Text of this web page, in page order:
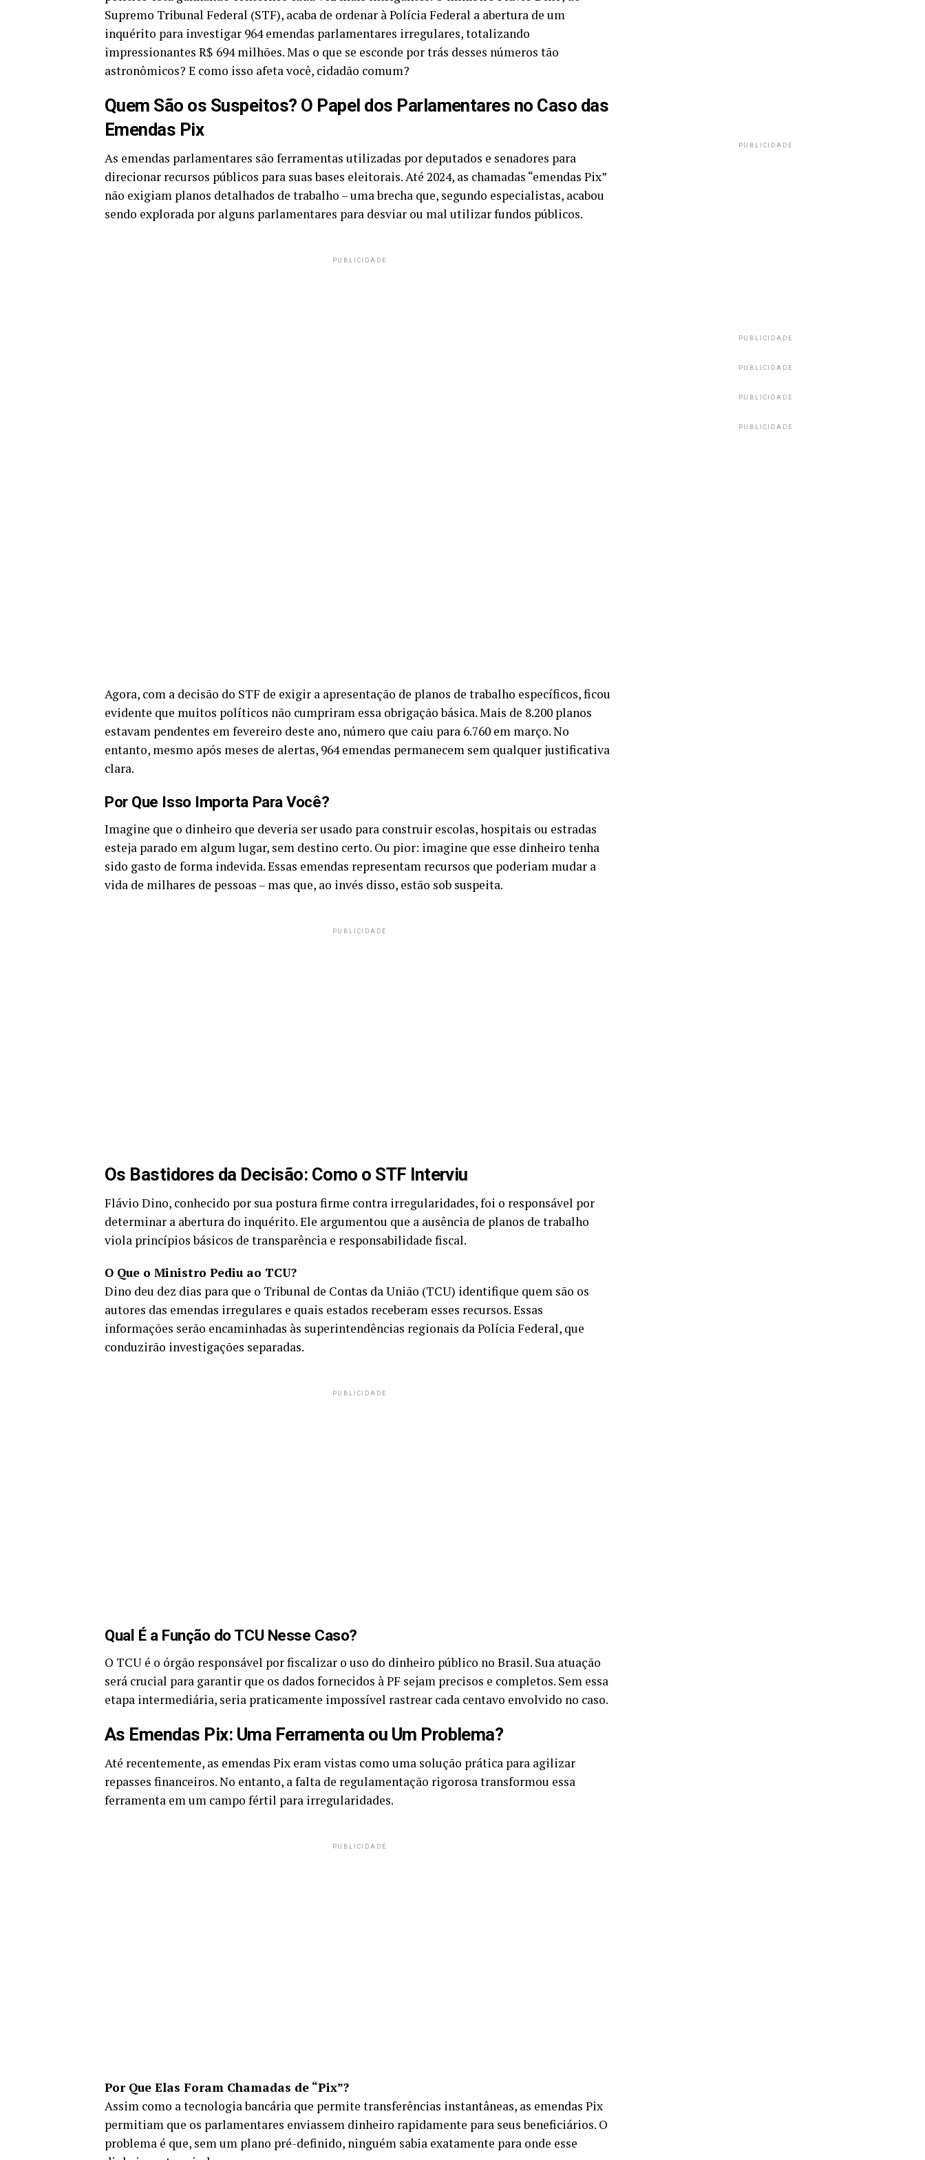
Supremo Tribunal Federal (STF), acaba de ordenar à Polícia Federal a abertura de um
inquérito para investigar 964 emendas parlamentares irregulares, totalizando
impressionantes R$ 694 milhões. Mas o que se esconde por trás desses números tão
astronômicos? E como isso afeta você, cidadão comum?
Quem São os Suspeitos? O Papel dos Parlamentares no Caso das
Emendas Pix
As emendas parlamentares são ferramentas utilizadas por deputados e senadores para
direcionar recursos públicos para suas bases eleitorais. Até 2024, as chamadas “emendas Pix”
não exigiam planos detalhados de trabalho – uma brecha que, segundo especialistas, acabou
sendo explorada por alguns parlamentares para desviar ou mal utilizar fundos públicos.
PUBLICIDADE
Agora, com a decisão do STF de exigir a apresentação de planos de trabalho específicos, ficou
evidente que muitos políticos não cumpriram essa obrigação básica. Mais de 8.200 planos
estavam pendentes em fevereiro deste ano, número que caiu para 6.760 em março. No
entanto, mesmo após meses de alertas, 964 emendas permanecem sem qualquer justificativa
clara.
Por Que Isso Importa Para Você?
Imagine que o dinheiro que deveria ser usado para construir escolas, hospitais ou estradas
esteja parado em algum lugar, sem destino certo. Ou pior: imagine que esse dinheiro tenha
sido gasto de forma indevida. Essas emendas representam recursos que poderiam mudar a
vida de milhares de pessoas – mas que, ao invés disso, estão sob suspeita.
PUBLICIDADE
Os Bastidores da Decisão: Como o STF Interviu
Flávio Dino, conhecido por sua postura firme contra irregularidades, foi o responsável por
determinar a abertura do inquérito. Ele argumentou que a ausência de planos de trabalho
viola princípios básicos de transparência e responsabilidade fiscal.
O Que o Ministro Pediu ao TCU?
Dino deu dez dias para que o Tribunal de Contas da União (TCU) identifique quem são os
autores das emendas irregulares e quais estados receberam esses recursos. Essas
informações serão encaminhadas às superintendências regionais da Polícia Federal, que
conduzirão investigações separadas.
PUBLICIDADE
Qual É a Função do TCU Nesse Caso?
O TCU é o órgão responsável por fiscalizar o uso do dinheiro público no Brasil. Sua atuação
será crucial para garantir que os dados fornecidos à PF sejam precisos e completos. Sem essa
etapa intermediária, seria praticamente impossível rastrear cada centavo envolvido no caso.
As Emendas Pix: Uma Ferramenta ou Um Problema?
Até recentemente, as emendas Pix eram vistas como uma solução prática para agilizar
repasses financeiros. No entanto, a falta de regulamentação rigorosa transformou essa
ferramenta em um campo fértil para irregularidades.
PUBLICIDADE
Por Que Elas Foram Chamadas de “Pix”?
Assim como a tecnologia bancária que permite transferências instantâneas, as emendas Pix
permitiam que os parlamentares enviassem dinheiro rapidamente para seus beneficiários. O
problema é que, sem um plano pré-definido, ninguém sabia exatamente para onde esse
PUBLICIDADE
PUBLICIDADE
PUBLICIDADE
PUBLICIDADE
PUBLICIDADE